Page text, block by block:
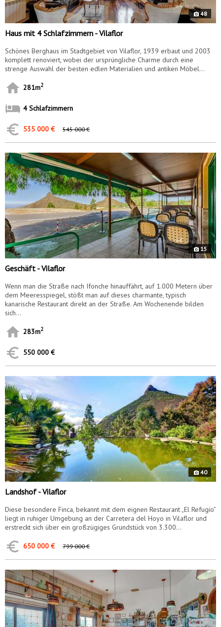
48
Haus mit 4 Schlafzimmern - Vilaflor
Schönes Berghaus im Stadtgebiet von Vilaflor, 1939 erbaut und 2003
komplett renoviert, wobei der ursprüngliche Charme durch eine
strenge Auswahl der besten edlen Materialien und antiken Möbel...
281m2
4 Schlafzimmern
535 000 € 545 000 €
15
Geschäft - Vilaflor
Wenn man die Straße nach Ifonche hinauffährt, auf 1.000 Metern über
dem Meeresspiegel, stößt man auf dieses charmante, typisch
kanarische Restaurant direkt an der Straße. Am Wochenende bilden
sich...
283m2
550 000 €
40
Landshof - Vilaflor
Diese besondere Finca, bekannt mit dem eignen Restaurant „El Refugio”
liegt in ruhiger Umgebung an der Carretera del Hoyo in Vilaflor und
erstreckt sich über ein großzügiges Grundstück von 3.300...
650 000 € 799 000 €